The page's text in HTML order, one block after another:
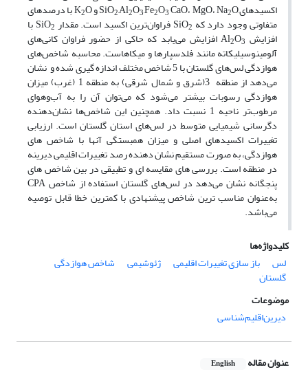
اکسیدهای,SiO 2,Al2O3,Fe2O3CaO، MgO، Na2O و K 2 O با درصدهای
متفاوتی وجود دارد که SiO 2 فراوان‌ترین اکسید است. مقدار SiO 2 با
افزایش Al 2O3 افزایش می‌یابد که حاکی از حضور فراوان کانی‌های
آلومینوسیلیکاته مانند فلدسپارها و میکاهاست. محاسبه شاخص‌های
هوازدگی لس‌های گلستان با 5 شاخص مختلف اندازه گیری شده و نشان
می‌دهد از منطقه 3(شرق و شمال شرقی) به منطقه 1 (غرب) میزان
هوازدگی رسوبات بیشتر می‌شود که می‌توان آن را به آب‌وهوای
مرطوب‌تر ناحیه 1 نسبت داد. همچنین این شاخص‌ها نشان‌دهنده
دگرسانی شیمیایی متوسط در لس‌های استان گلستان است. ارزیابی
تغییرات اکسیدهای اصلی و میزان همبستگی آنها با شاخص های
هوازدگی، به صورت مستقیم نشان دهنده رصد تغییرات اقلیمی دیرینه
در منطقه است. بررسی های مقایسه ای و تطبیقی در بین شاخص های
پنجگانه نشان می‌دهد در لس‌های گلستان استفاده از شاخص CPA
به‌عنوان مناسب ترین شاخص پیشنهادی با کمترین خطا قابل توصیه
می‌باشد.
کلیدواژه‌ها
لس
باز سازی تغییرات اقلیمی ژئوشیمی شاخص هوازدگی
گلستان
موضوعات
دیرین‌اقلیم‌شناسی
عنوان مقاله English